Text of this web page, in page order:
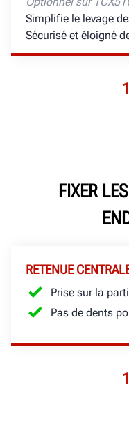
1
Simplifie le levage
Sécurisé et éloigné
FIXER
1
RETENUE
Prise sur la
Pas de dents